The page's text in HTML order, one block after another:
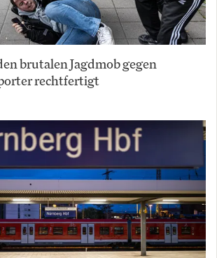
brutalen Jagdmob gegen
rechtfertigt